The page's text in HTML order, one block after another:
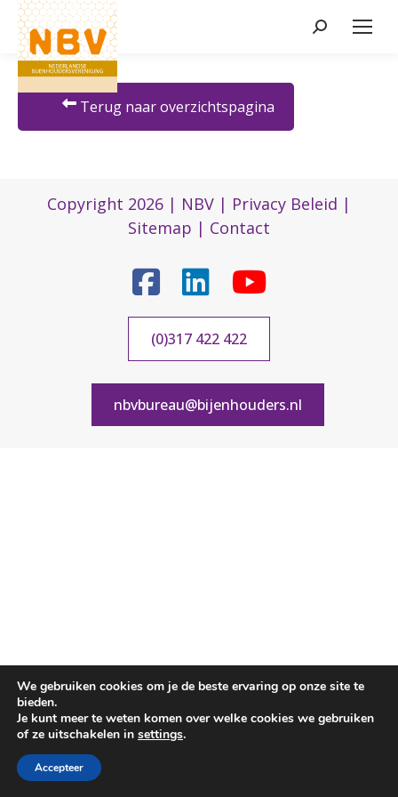
Zoeken:
Terug naar overzichtspagina
Copyright 2026 | NBV | Privacy Beleid |
Sitemap | Contact
(0)317 422 422
nbvbureau@bijenhouders.nl
We gebruiken cookies om je de beste ervaring op onze site te
bieden.
Je kunt meer te weten komen over welke cookies we gebruiken
of ze uitschakelen in settings.
Accepteer